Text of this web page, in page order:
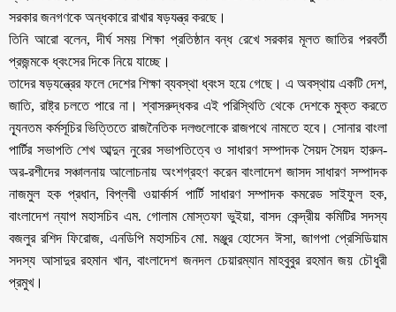
সরকার জনগণকে অন্ধকারে রাখার ষড়যন্ত্র করছে।
তিনি আরো বলেন, দীর্ঘ সময় শিক্ষা প্রতিষ্ঠান বন্ধ রেখে সরকার মূলত জাতির পরবর্তী
প্রজন্মকে ধ্বংসের দিকে নিয়ে যাচ্ছে।
তাদের ষড়যন্ত্রের ফলে দেশের শিক্ষা ব্যবস্থা ধ্বংস হয়ে গেছে। এ অবস্থায় একটি দেশ,
জাতি, রাষ্ট্র চলতে পারে না। শ্বাসরুদ্ধকর এই পরিস্থিতি থেকে দেশকে মুক্ত করতে
ন্যূনতম কর্মসূচির ভিত্তিতে রাজনৈতিক দলগুলোকে রাজপথে নামতে হবে। সোনার বাংলা
পার্টির সভাপতি শেখ আব্দুন নুরের সভাপতিত্বে ও সাধারণ সম্পাদক সৈয়দ সৈয়দ হারুন-
অর-রশীদের সঞ্চালনায় আলোচনায় অংশগ্রহণ করেন বাংলাদেশ জাসদ সাধারণ সম্পাদক
নাজমুল হক প্রধান, বিপ্লবী ওয়ার্কার্স পার্টি সাধারণ সম্পাদক কমরেড সাইফুল হক,
বাংলাদেশ ন্যাপ মহাসচিব এম. গোলাম মোস্তফা ভুইয়া, বাসদ কেন্দ্রীয় কমিটির সদস্য
বজলুর রশিদ ফিরোজ, এনডিপি মহাসচিব মো. মঞ্জুর হোসেন ঈসা, জাগপা প্রেসিডিয়াম
সদস্য আসাদুর রহমান খান, বাংলাদেশ জনদল চেয়ারম্যান মাহবুবুর রহমান জয় চৌধুরী
প্রমুখ।